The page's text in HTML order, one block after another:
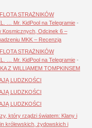
STRAŻNIKÓW
… Mr. KidPool na Telegramie -
Kosmicznych, Odcinek 6 –
MKK – Recenzja
STRAŻNIKÓW
… Mr. KidPool na Telegramie -
Z WILLIAMEM TOMPKINSEM
LUDZKOŚCI
LUDZKOŚCI
LUDZKOŚCI
który rządzi światem: Klany i
królewskich, żydowskich i